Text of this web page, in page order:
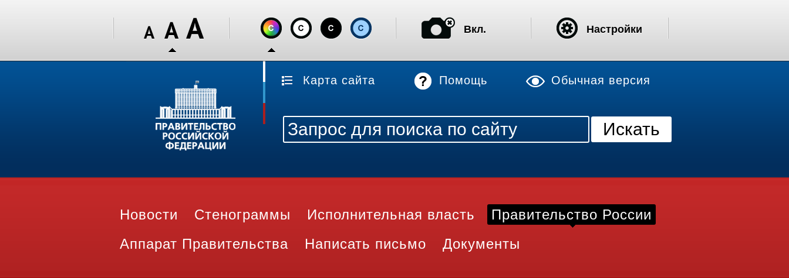
Карта сайта Помощь Обычная версия
Новости Стенограммы Исполнительная власть
Правительство России
Аппарат Правительства
Написать письмо Документы
Вкл. Настройки